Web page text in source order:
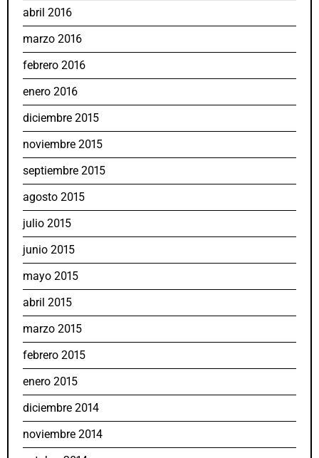
abril 2016
marzo 2016
febrero 2016
enero 2016
diciembre 2015
noviembre 2015
septiembre 2015
agosto 2015
julio 2015
junio 2015
mayo 2015
abril 2015
marzo 2015
febrero 2015
enero 2015
diciembre 2014
noviembre 2014